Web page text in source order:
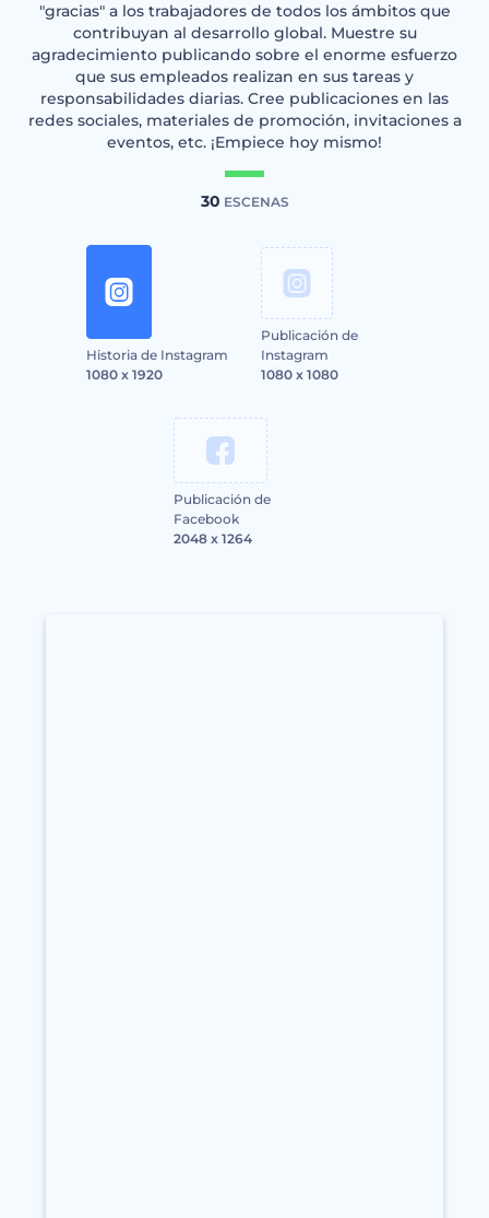
"gracias" a los trabajadores de todos los ámbitos que
contribuyan al desarrollo global. Muestre su
agradecimiento publicando sobre el enorme esfuerzo
que sus empleados realizan en sus tareas y
responsabilidades diarias. Cree publicaciones en las
redes sociales, materiales de promoción, invitaciones a
eventos, etc. ¡Empiece hoy mismo!
30 ESCENAS
Historia de Instagram
1080 x 1920
Publicación de
Instagram
1080 x 1080
Publicación de
Facebook
2048 x 1264